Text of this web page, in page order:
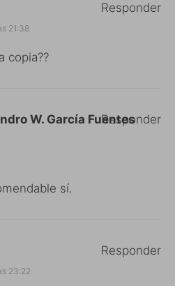
21:38
copia??
Responder
W. García Fuentes
sí.
Responder
23:22
Responder